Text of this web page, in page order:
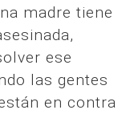
madre tiene
ese
las gentes
en contra